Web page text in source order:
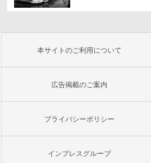
本サイトのご利用について
広告掲載のご案内
プライバシーポリシー
インプレスグループ